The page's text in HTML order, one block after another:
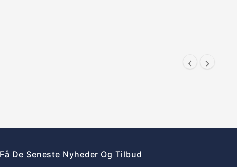
 
Få De Seneste Nyheder Og Tilbud